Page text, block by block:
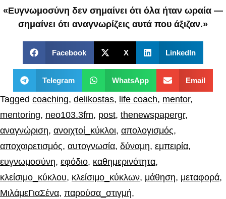
«Ευγνωμοσύνη δεν σημαίνει ότι όλα ήταν ωραία —
σημαίνει ότι αναγνωρίζεις αυτά που άξιζαν.»
Facebook X LinkedIn
Telegram WhatsApp Email
Tagged coaching, delikostas, life coach, mentor,
mentoring, neo103.3fm, post, thenewspapergr,
αναγνώριση, ανοιχτοί_κύκλοι, απολογισμός,
αποχαιρετισμός, αυτογνωσία, δύναμη, εμπειρία,
ευγνωμοσύνη, εφόδιο, καθημερινότητα,
κλείσιμο_κύκλου, κλείσιμο_κύκλων, μάθηση, μεταφορά,
ΜιλάμεΓιαΣένα, παρούσα_στιγμή,